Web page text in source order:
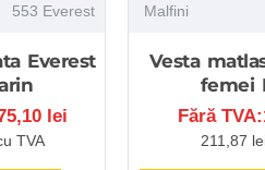
553 Everest
Everest
lei
TVA
Malfini
Vesta
femei
Fără
211,87